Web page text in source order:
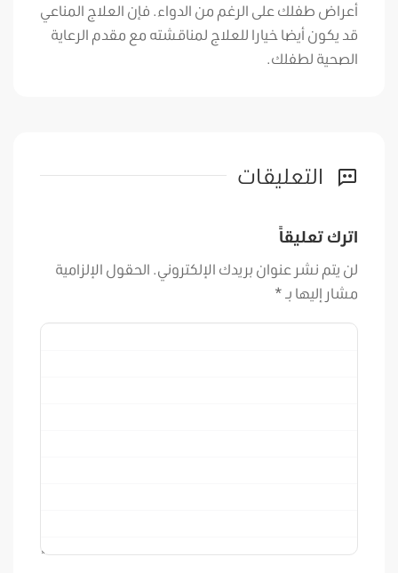
أعراض طفلك على الرغم من الدواء. فإن العلاج المناعي
قد يكون أيضا خيارا للعلاج لمناقشته مع مقدم الرعاية
الصحية لطفلك.
التعليقات
اترك تعليقاً
لن يتم نشر عنوان بريدك الإلكتروني. الحقول الإلزامية
مشار إليها بـ *